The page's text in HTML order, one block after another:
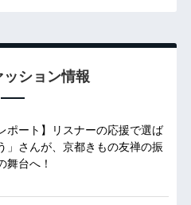
ション情報
ポート】リスナーの応援で選ば
」さんが、京都きもの友禅の振
舞台へ！